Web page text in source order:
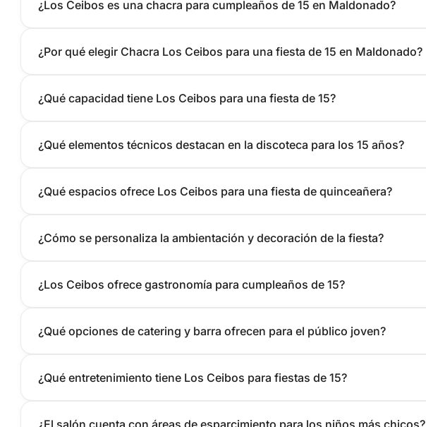
¿Los Ceibos es una chacra para cumpleaños de 15 en Maldonado?
¿Por qué elegir Chacra Los Ceibos para una fiesta de 15 en Maldonado?
¿Qué capacidad tiene Los Ceibos para una fiesta de 15?
¿Qué elementos técnicos destacan en la discoteca para los 15 años?
¿Qué espacios ofrece Los Ceibos para una fiesta de quinceañera?
¿Cómo se personaliza la ambientación y decoración de la fiesta?
¿Los Ceibos ofrece gastronomía para cumpleaños de 15?
¿Qué opciones de catering y barra ofrecen para el público joven?
¿Qué entretenimiento tiene Los Ceibos para fiestas de 15?